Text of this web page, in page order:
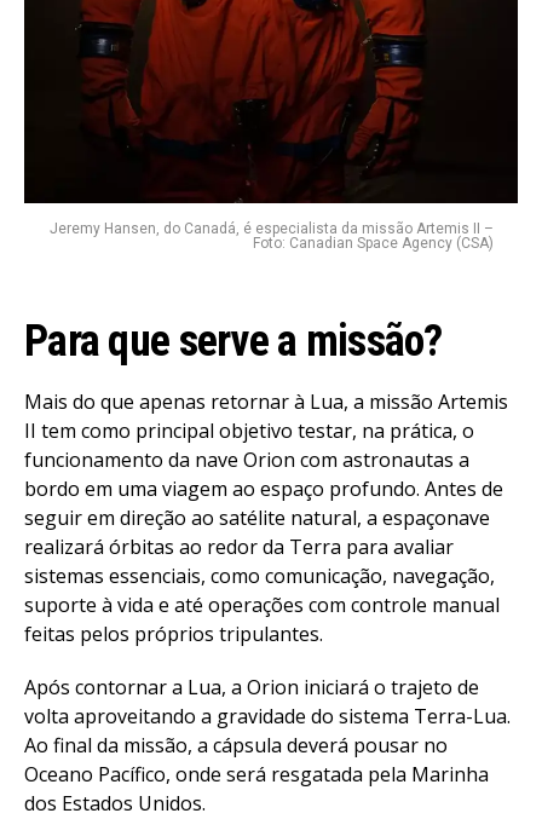
Jeremy Hansen, do Canadá, é especialista da missão Artemis II –
Foto: Canadian Space Agency (CSA)
Para que serve a missão?
Mais do que apenas retornar à Lua, a missão Artemis
II tem como principal objetivo testar, na prática, o
funcionamento da nave Orion com astronautas a
bordo em uma viagem ao espaço profundo. Antes de
seguir em direção ao satélite natural, a espaçonave
realizará órbitas ao redor da Terra para avaliar
sistemas essenciais, como comunicação, navegação,
suporte à vida e até operações com controle manual
feitas pelos próprios tripulantes.
Após contornar a Lua, a Orion iniciará o trajeto de
volta aproveitando a gravidade do sistema Terra-Lua.
Ao final da missão, a cápsula deverá pousar no
Oceano Pacífico, onde será resgatada pela Marinha
dos Estados Unidos.